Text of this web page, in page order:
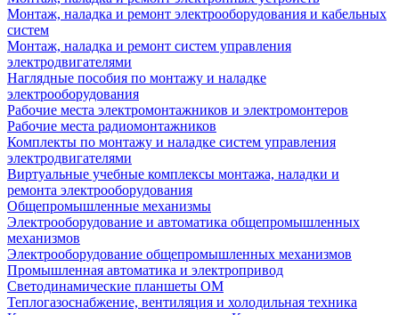
Монтаж, наладка и ремонт электрооборудования и кабельных
систем
Монтаж, наладка и ремонт систем управления
электродвигателями
Наглядные пособия по монтажу и наладке
электрооборудования
Рабочие места электромонтажников и электромонтеров
Рабочие места радиомонтажников
Комплекты по монтажу и наладке систем управления
электродвигателями
Виртуальные учебные комплексы монтажа, наладки и
ремонта электрооборудования
Общепромышленные механизмы
Электрооборудование и автоматика общепромышленных
механизмов
Электрооборудование общепромышленных механизмов
Промышленная автоматика и электропривод
Светодинамические планшеты ОМ
Теплогазоснабжение, вентиляция и холодильная техника